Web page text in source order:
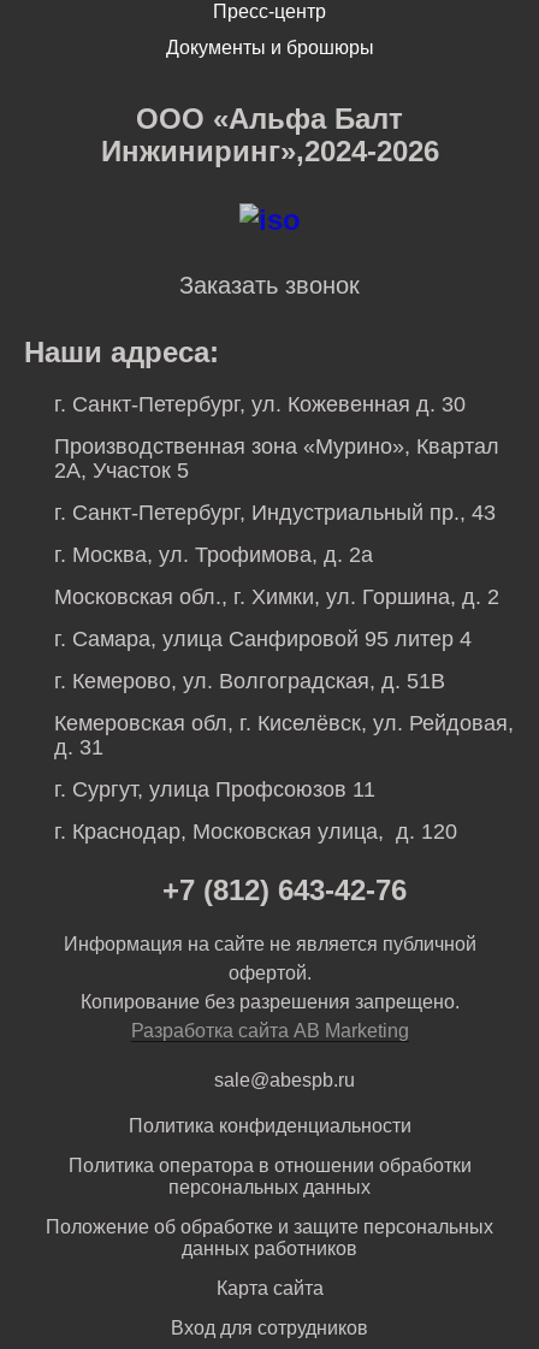
Пресс-центр
Документы и брошюры
ООО «Альфа Балт
Инжиниринг»,2024-2026
Заказать звонок
Наши адреса:
г. Санкт-Петербург, ул. Кожевенная д. 30
Производственная зона «Мурино», Квартал
2А, Участок 5
г. Санкт-Петербург, Индустриальный пр., 43
г. Москва, ул. Трофимова, д. 2а
Московская обл., г. Химки, ул. Горшина, д. 2
г. Самара, улица Санфировой 95 литер 4
г. Кемерово, ул. Волгоградская, д. 51В
Кемеровская обл, г. Киселёвск, ул. Рейдовая,
д. 31
г. Сургут, улица Профсоюзов 11
г. Краснодар, Московская улица, д. 120
+7 (812) 643-42-76
Информация на сайте не является публичной
офертой.
Копирование без разрешения запрещено.
Разработка сайта AB Marketing
sale@abespb.ru
Политика конфиденциальности
Политика оператора в отношении обработки
персональных данных
Положение об обработке и защите персональных
данных работников
Карта сайта
Вход для сотрудников